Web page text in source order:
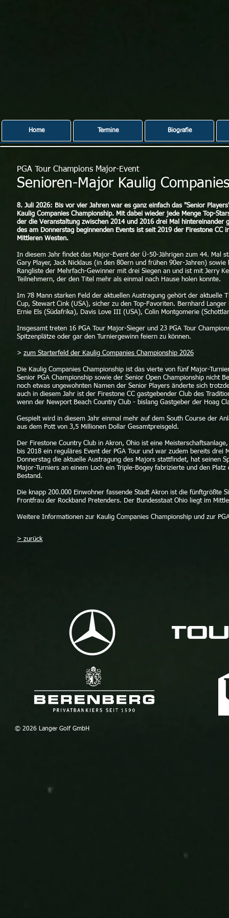
Home Termine Biografie
PGA Tour Champions Major-Event
Senioren-Major Kaulig
8. Juli 2026: Bis vor vier Jahren war es ganz einfach das "Senior
Kaulig Companies Championship. Mit dabei wieder jede Menge Top-
der die Veranstaltung zwischen 2014 und 2016 drei Mal
des am Donnerstag beginnenden Events ist seit 2019 der Firestone
Mittleren Westen.
In diesem Jahr findet das Major-Event der Ü-50-Jährigen zum 44. Mal
Gary Player, Jack Nicklaus (in den 80ern und frühen 90er-Jahren)
Rangliste der Mehrfach-Gewinner mit drei Siegen an und ist mit Jerry
Teilnehmern, der den Titel mehr als einmal nach Hause holen konnte.
Im 78 Mann starken Feld der aktuellen Austragung gehört der aktuelle
Cup, Stewart Cink (USA), sicher zu den Top-Favoriten. Bernhard
Ernie Els (Südafrika), Davis Love III (USA), Colin Montgomerie
Insgesamt treten 16 PGA Tour Major-Sieger und 23 PGA Tour
Spitzenplätze oder gar den Turniergewinn feiern zu können.
> zum Starterfeld der Kaulig Companies Championship 2026
Die Kaulig Companies Championship ist das vierte von fünf Major-
Senior PGA Championship sowie der Senior Open Championship nicht
noch etwas ungewohnten Namen der Senior Players änderte sich
auch in diesem Jahr ist der Firestone CC gastgebender Club des
wenn der Newport Beach Country Club - bislang Gastgeber der Hoag
Gespielt wird in diesem Jahr einmal mehr auf dem South Course der
aus dem Pott von 3,5 Millionen Dollar Gesamtpreisgeld.
Der Firestone Country Club in Akron, Ohio ist eine
bis 2018 ein reguläres Event der PGA Tour und war zudem bereits drei
Donnerstag die aktuelle Austragung des Majors stattfindet, hat seinen
Major-Turniers an einem Loch ein Triple-Bogey fabrizierte und den
Bestand.
Die knapp 200.000 Einwohner fassende Stadt Akron ist die fünftgrößte
Frontfrau der Rockband Pretenders. Der Bundesstaat Ohio liegt im
Weitere Informationen zur Kaulig Companies Championship und zur
> zurück
© 2026